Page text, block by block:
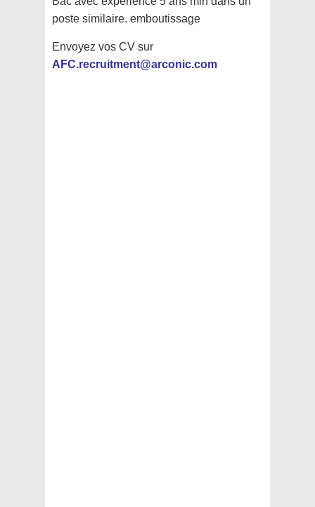
poste similaire. emboutissage
Envoyez vos CV sur
AFC.recruitment@arconic.com